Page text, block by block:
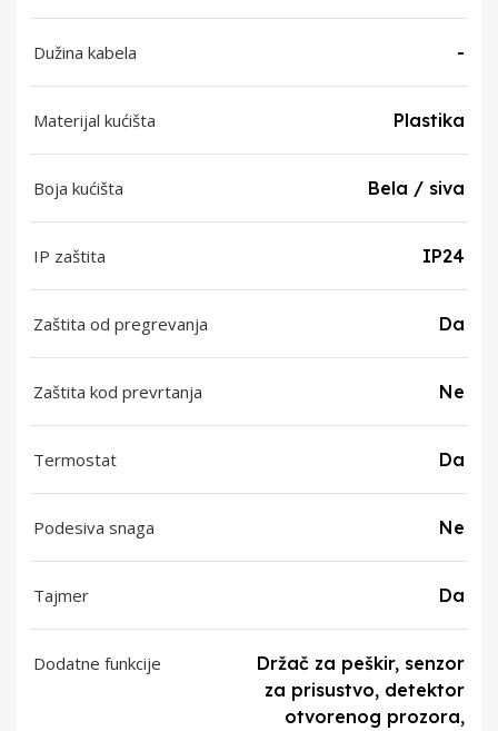
Dužina kabela -
Materijal kućišta Plastika
Boja kućišta Bela / siva
IP zaštita IP24
Zaštita od pregrevanja Da
Zaštita kod prevrtanja Ne
Termostat Da
Podesiva snaga Ne
Tajmer Da
Dodatne funkcije
Držač za peškir, senzor
za prisustvo, detektor
otvorenog prozora,